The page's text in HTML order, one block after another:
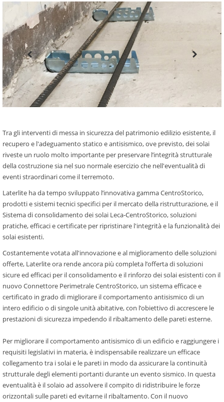
Tra gli interventi di messa in sicurezza del patrimonio edilizio esistente, il
recupero e l'adeguamento statico e antisismico, ove previsto, dei solai
riveste un ruolo molto importante per preservare l’integrità strutturale
della costruzione sia nel suo normale esercizio che nell'eventualità di
eventi straordinari come il terremoto.
Laterlite ha da tempo sviluppato l’innovativa gamma CentroStorico,
prodotti e sistemi tecnici specifici per il mercato della ristrutturazione, e il
Sistema di consolidamento dei solai Leca-CentroStorico, soluzioni
pratiche, efficaci e certificate per ripristinare l'integrità e la funzionalità dei
solai esistenti.
Costantemente votata all'innovazione e al miglioramento delle soluzioni
offerte, Laterlite ora rende ancora più completa l’offerta di soluzioni
sicure ed efficaci per il consolidamento e il rinforzo dei solai esistenti con il
nuovo Connettore Perimetrale CentroStorico, un sistema efficace e
certificato in grado di migliorare il comportamento antisismico di un
intero edificio o di singole unità abitative, con l’obiettivo di accrescere le
prestazioni di sicurezza impedendo il ribaltamento delle pareti esterne.
Per migliorare il comportamento antisismico di un edificio e raggiungere i
requisiti legislativi in materia, è indispensabile realizzare un efficace
collegamento tra i solai e le pareti in modo da assicurare la continuità
strutturale degli elementi portanti durante un evento sismico. In questa
eventualità è il solaio ad assolvere il compito di ridistribuire le forze
orizzontali sulle pareti ed evitarne il ribaltamento. Con il nuovo